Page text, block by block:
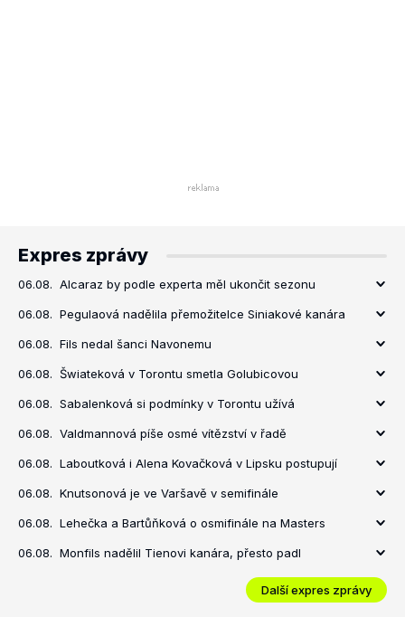
Expres zprávy
06.08. Alcaraz by podle experta měl ukončit sezonu
06.08. Pegulaová nadělila přemožitelce Siniakové kanára
06.08. Fils nedal šanci Navonemu
06.08. Šwiateková v Torontu smetla Golubicovou
06.08. Sabalenková si podmínky v Torontu užívá
06.08. Valdmannová píše osmé vítězství v řadě
06.08. Laboutková i Alena Kovačková v Lipsku postupují
06.08. Knutsonová je ve Varšavě v semifinále
06.08. Lehečka a Bartůňková o osmifinále na Masters
06.08. Monfils nadělil Tienovi kanára, přesto padl
Další expres zprávy